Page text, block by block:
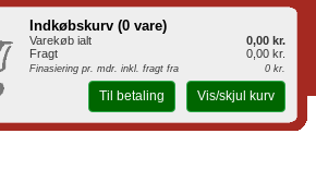
Indkøbskurv (0 vare)
Varekøb ialt
0,00 kr.
Fragt
0,00 kr.
Finasiering pr. mdr. inkl. fragt fra 0 kr.
Til betaling Vis/skjul kurv